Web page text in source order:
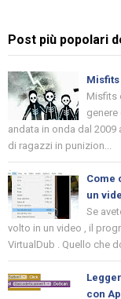
Post più popolari
Misfits
Misfits
andata in onda dal 2009
di ragazzi in punizion...
Come
un
Se
volto in un video , il
VirtualDub . Quello che
con